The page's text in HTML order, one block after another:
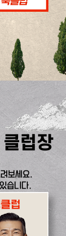
럽장
보세요.
습니다.